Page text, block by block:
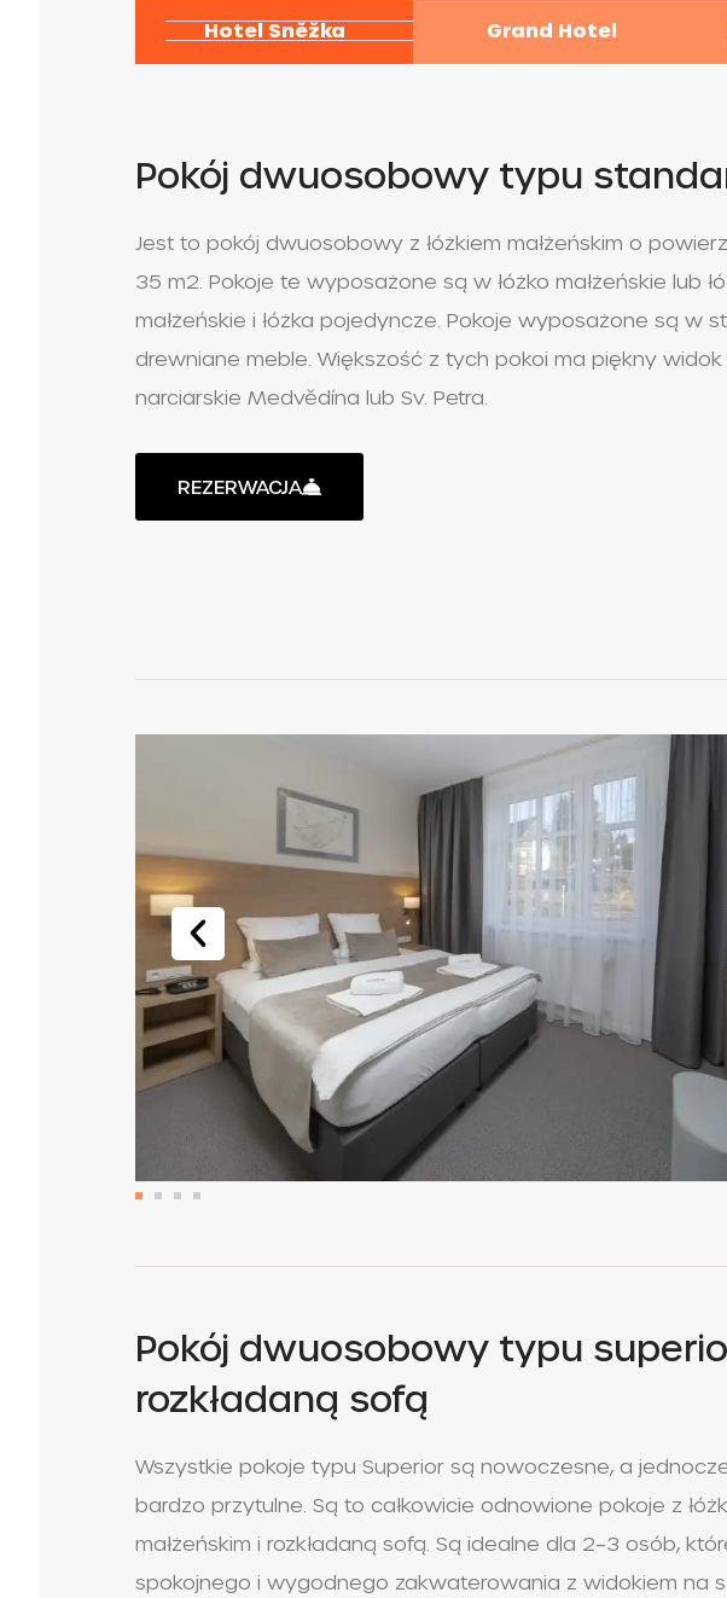
Hotel Sněžka Grand Hotel
Pokój dwuosobowy typu
Jest to pokój dwuosobowy z łóżkiem małżeńskim o
35 m2. Pokoje te wyposażone są w łóżko małżeńskie lub
małżeńskie i łóżka pojedyncze. Pokoje wyposażone są w
drewniane meble. Większość z tych pokoi ma piękny widok
narciarskie Medvědína lub Sv. Petra.
REZERWACJA
Pokój dwuosobowy typu
rozkładaną sofą
Wszystkie pokoje typu Superior są nowoczesne, a
bardzo przytulne. Są to całkowicie odnowione pokoje z
małżeńskim i rozkładaną sofą. Są idealne dla 2–3 osób,
spokojnego i wygodnego zakwaterowania z widokiem na